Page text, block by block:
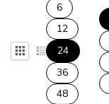
6
12
24
36
48